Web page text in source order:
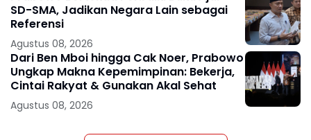
SD-SMA, Jadikan Negara Lain sebagai
Referensi
Agustus 08, 2026
Dari Ben Mboi hingga Cak Noer, Prabowo
Ungkap Makna Kepemimpinan: Bekerja,
Cintai Rakyat & Gunakan Akal Sehat
Agustus 08, 2026